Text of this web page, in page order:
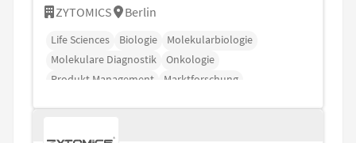
ZYTOMICS Berlin
Life Sciences Biologie
Molekularbiologie
Molekulare Diagnostik
Onkologie
Produkt Management
Marktforschung